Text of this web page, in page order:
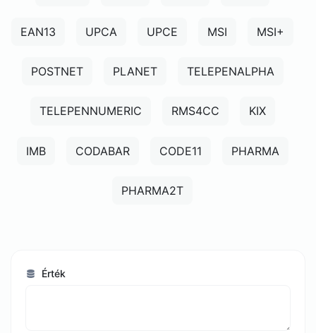
EAN13 UPCA UPCE MSI MSI+
POSTNET PLANET TELEPENALPHA
TELEPENNUMERIC RMS4CC KIX
IMB CODABAR CODE11 PHARMA
PHARMA2T
Érték